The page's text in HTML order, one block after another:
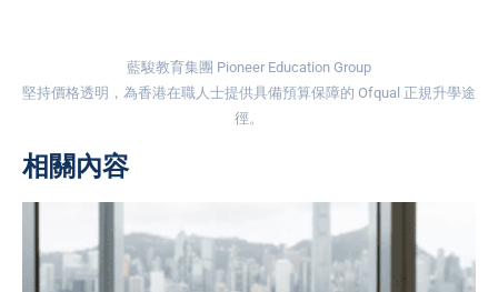
藍駿教育集團 Pioneer Education Group
堅持價格透明，為香港在職人士提供具備預算保障的 Ofqual 正規升學途
徑。
相關內容